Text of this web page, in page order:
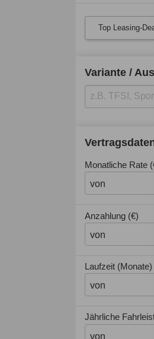
Top Leasing-
Variante /
Monatliche Rate
Anzahlung (€)
Laufzeit (Monate)
Jährliche